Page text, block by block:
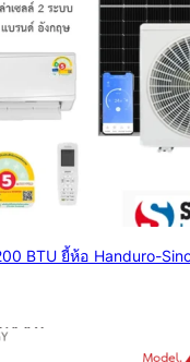
BTU ยี้ห้อ Handuro-